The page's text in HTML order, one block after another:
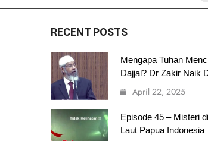
RECENT POSTS
Mengapa Tuhan
Dajjal? Dr Zakir Naik
April 22, 2025
Episode 45 – Misteri
Laut Papua Indonesia